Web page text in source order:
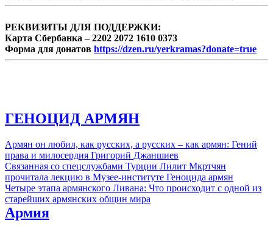
РЕКВИЗИТЫ ДЛЯ ПОДДЕРЖКИ:
Карта Сбербанка – 2202 2072 1610 0373
Форма для донатов https://dzen.ru/yerkramas?donate=true
ГЕНОЦИД АРМЯН
Армян он любил, как русских, а русских – как армян: Гений
права и милосердия Григорий Джаншиев
Связанная со спецслужбами Турции Лилит Мкртчян
прочитала лекцию в Музее-институте Геноцида армян
Четыре этапа армянского Ливана: Что происходит с одной из
старейших армянских общин мира
Армия